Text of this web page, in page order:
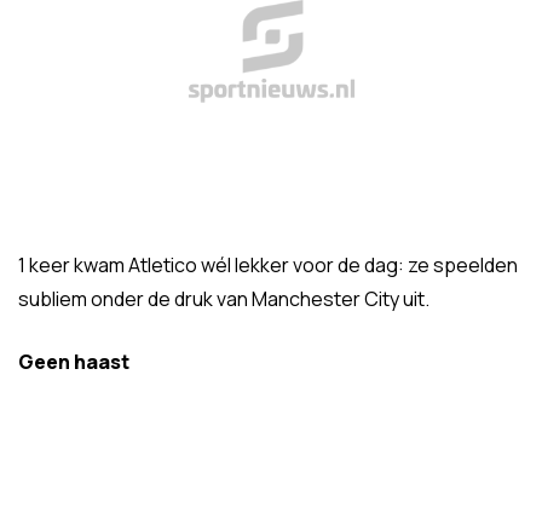
1 keer kwam Atletico wél lekker voor de dag: ze speelden
subliem onder de druk van Manchester City uit.
Geen haast